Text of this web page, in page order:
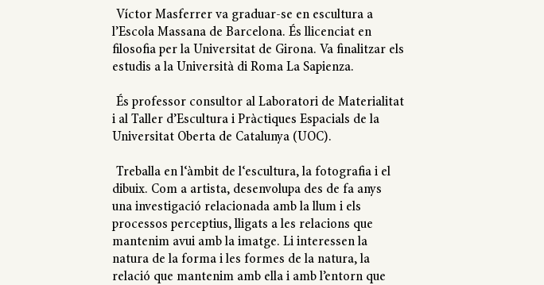
Víctor Masferrer va graduar-se en escultura a
l’Escola Massana de Barcelona. És llicenciat en
filosofia per la Universitat de Girona. Va finalitzar els
estudis a la Università di Roma La Sapienza.
És professor consultor al Laboratori de Materialitat
i al Taller d’Escultura i Pràctiques Espacials de la
Universitat Oberta de Catalunya (UOC).
Treballa en l‘àmbit de l‘escultura, la fotografia i el
dibuix. Com a artista, desenvolupa des de fa anys
una investigació relacionada amb la llum i els
processos perceptius, lligats a les relacions que
mantenim avui amb la imatge. Li interessen la
natura de la forma i les formes de la natura, la
relació que mantenim amb ella i amb l’entorn que